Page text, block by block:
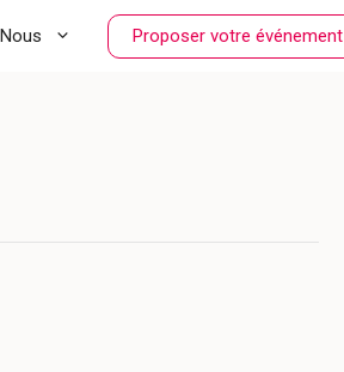
Nous Proposer votre événement